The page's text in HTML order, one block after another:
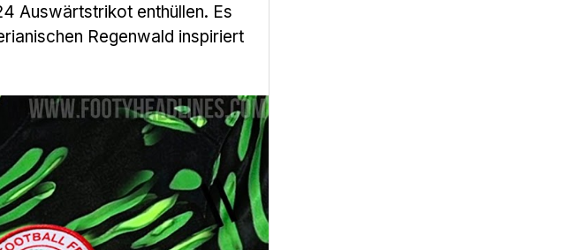
Auswärtstrikot enthüllen. Es
Regenwald inspiriert